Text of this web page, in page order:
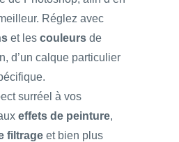
Réglez avec
et les couleurs de
d’un calque particulier
surréel à vos
effets de peinture,
filtrage et bien plus